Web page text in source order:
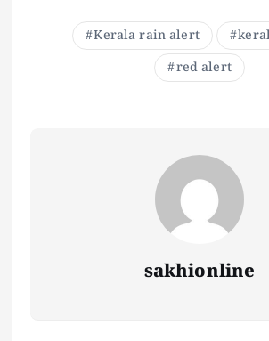
Kerala rain alert
red alert
sakhionline